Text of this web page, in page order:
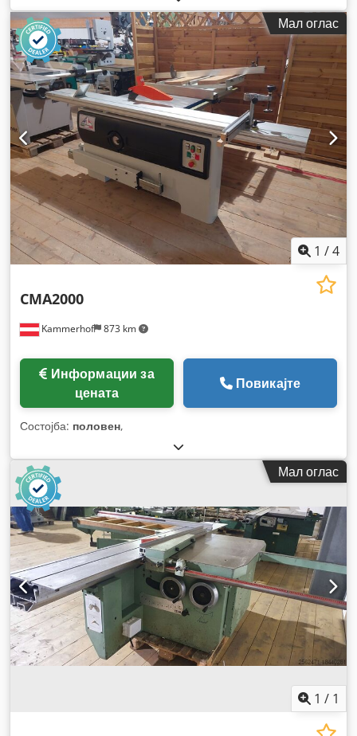
Мал оглас
1 /4
Kammerhof 873 km
CMA2000
цената
Повикајте
Состојба: половен,
Мал оглас
1 / 1